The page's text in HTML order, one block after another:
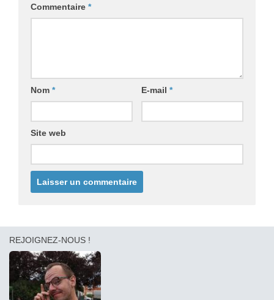
Commentaire *
Nom * E-mail *
Site web
REJOIGNEZ-NOUS !